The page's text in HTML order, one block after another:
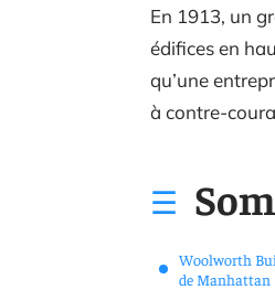
En 1913, un
édifices en
qu’une
à contre-
Woolworth
de Manhattan